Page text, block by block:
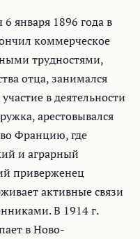
января 1896 года в
коммерческое
трудностями,
отца, занимался
в деятельности
арестовывался
Францию, где
и аграрный
приверженец
активные связи
В 1914 г.
в Ново-